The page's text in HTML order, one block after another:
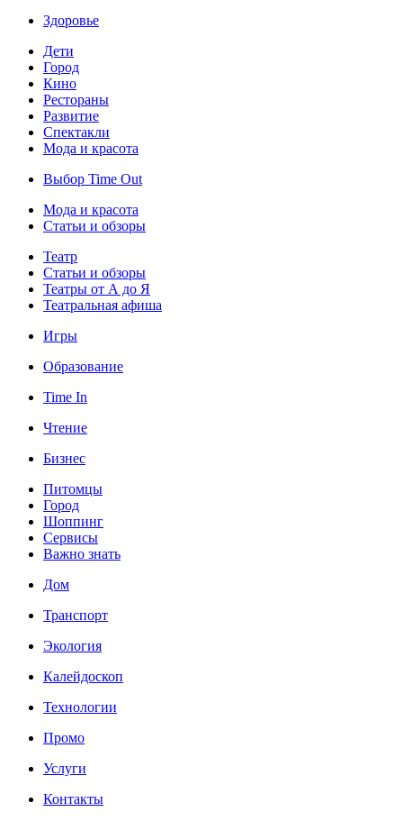
Здоровье
Дети
Город
Кино
Рестораны
Развитие
Спектакли
Мода и красота
Выбор Time Out
Мода и красота
Статьи и обзоры
Театр
Статьи и обзоры
Театры от А до Я
Театральная афиша
Игры
Образование
Time In
Чтение
Бизнес
Питомцы
Город
Шоппинг
Сервисы
Важно знать
Дом
Транспорт
Экология
Калейдоскоп
Технологии
Промо
Услуги
Контакты